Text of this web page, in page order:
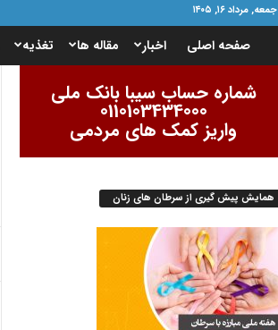
جمعه, مرداد ۱۶, ۱۴۰۵
ا
د
م
و
صفحه اصلی اخبار مقاله ها تغذیه
شماره حساب سیبا بانک ملی
0110103434000
واریز کمک های مردمی
همایش پیش گیری از سرطان های زنان